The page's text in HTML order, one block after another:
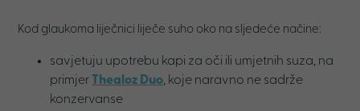
Kod glaukoma liječnici liječe suho oko na sljedeće načine:
savjetuju upotrebu kapi za oči ili umjetnih suza, na
primjer
Thealoz Duo, koje naravno ne sadrže
konzervanse